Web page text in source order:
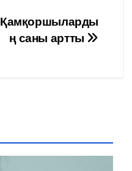
Қамқоршыларды
ң саны артты